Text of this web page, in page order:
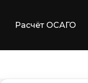
Расчёт ОСАГО